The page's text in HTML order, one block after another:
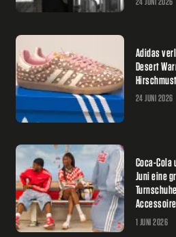
Adidas
Desert
24 JUNI 2026
Coca-Cola
Juni eine
1 JUNI 2026